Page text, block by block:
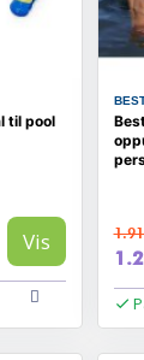
til pool
Vis